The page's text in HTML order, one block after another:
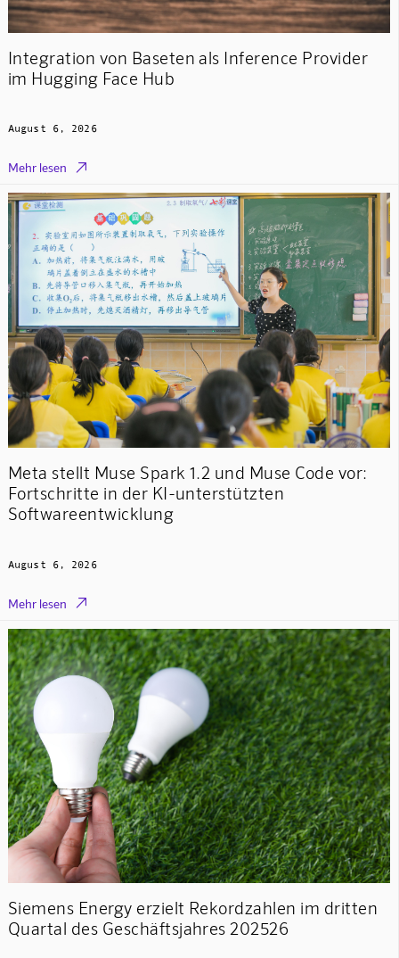
Integration von Baseten als Inference Provider
im Hugging Face Hub
August 6, 2026
Mehr lesen 
Meta stellt Muse Spark 1.2 und Muse Code vor:
Fortschritte in der KI-unterstützten
Softwareentwicklung
August 6, 2026
Mehr lesen 
Siemens Energy erzielt Rekordzahlen im dritten
Quartal des Geschäftsjahres 202526